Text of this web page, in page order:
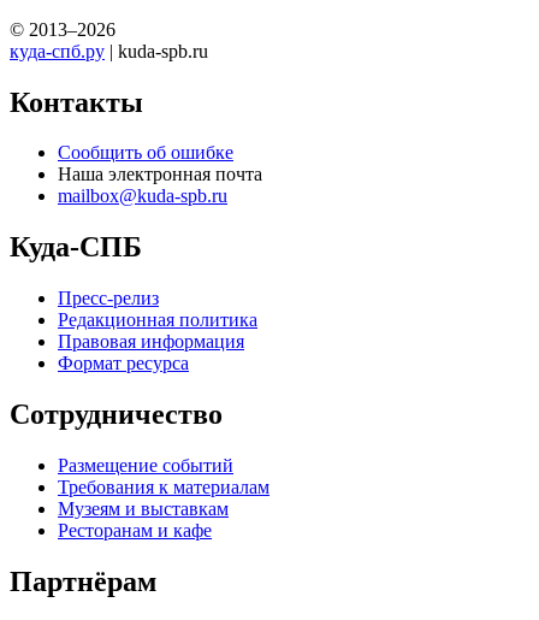
© 2013–2026
куда-спб.ру | kuda-spb.ru
Контакты
Сообщить об ошибке
Наша электронная почта
mailbox@kuda-spb.ru
Куда-СПБ
Пресс-релиз
Редакционная политика
Правовая информация
Формат ресурса
Сотрудничество
Размещение событий
Требования к материалам
Музеям и выставкам
Ресторанам и кафе
Партнёрам